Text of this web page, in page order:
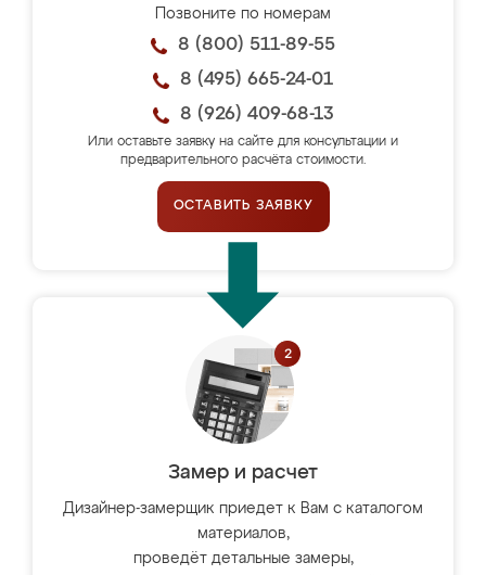
Позвоните по номерам
8 (800) 511-89-55
8 (495) 665-24-01
8 (926) 409-68-13
Или оставьте заявку на сайте для консультации и
предварительного расчёта стоимости.
ОСТАВИТЬ ЗАЯВКУ
Замер и расчет
Дизайнер-замерщик приедет к Вам с каталогом
материалов,
проведёт детальные замеры,